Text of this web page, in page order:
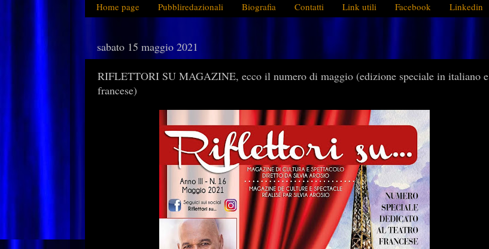
Home page Pubbliredazionali Biografia Contatti Link utili Facebook Linkedin
sabato 15 maggio 2021
RIFLETTORI SU MAGAZINE, ecco il numero di maggio (edizione speciale in italiano e
francese)